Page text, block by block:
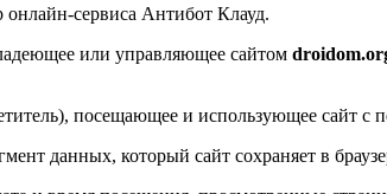
онлайн-сервиса Антибот Клауд.
или управляющее сайтом
посещающее и использующее сайт с
данных, который сайт сохраняет в